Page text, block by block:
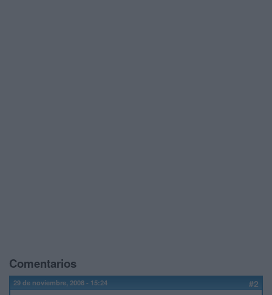
Comentarios
29 de noviembre, 2008 - 15:24 #2